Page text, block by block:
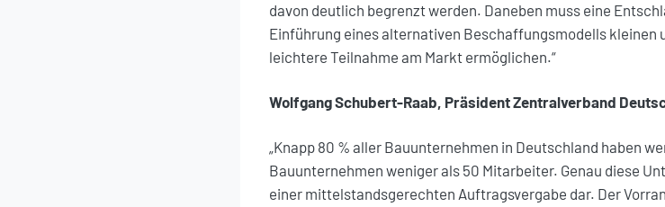
davon deutlich begrenzt werden. Daneben muss eine
Einführung eines alternativen Beschaffungsmodells kleinen
leichtere Teilnahme am Markt ermöglichen.“
Wolfgang Schubert-Raab, Präsident Zentralverband
„Knapp 80 % aller Bauunternehmen in Deutschland haben
Bauunternehmen weniger als 50 Mitarbeiter. Genau diese
einer mittelstandsgerechten Auftragsvergabe dar. Der